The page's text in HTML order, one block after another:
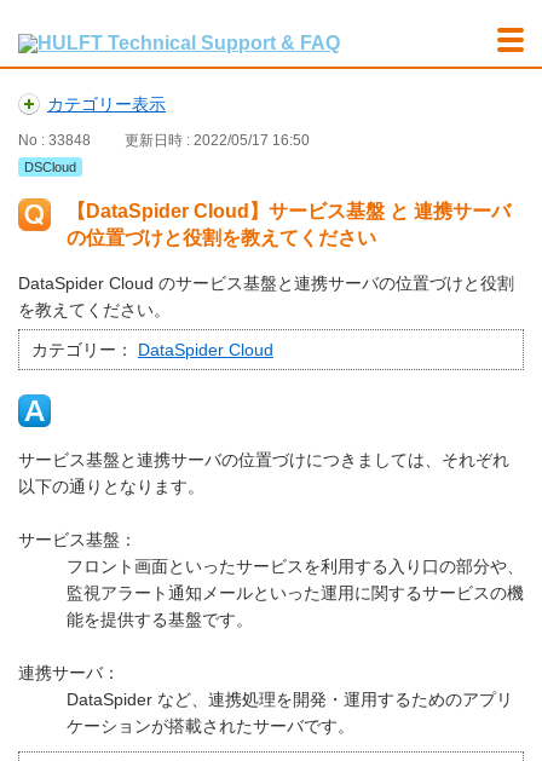
カテゴリー表示
No : 33848 更新日時 : 2022/05/17 16:50
DSCloud
【DataSpider Cloud】サービス基盤 と 連携サーバ
の位置づけと役割を教えてください
DataSpider Cloud のサービス基盤と連携サーバの位置づけと役割
を教えてください。
カテゴリー： DataSpider Cloud
サービス基盤と連携サーバの位置づけにつきましては、それぞれ
以下の通りとなります。
サービス基盤：
フロント画面といったサービスを利用する入り口の部分や、
監視アラート通知メールといった運用に関するサービスの機
能を提供する基盤です。
連携サーバ：
DataSpider など、連携処理を開発・運用するためのアプリ
ケーションが搭載されたサーバです。